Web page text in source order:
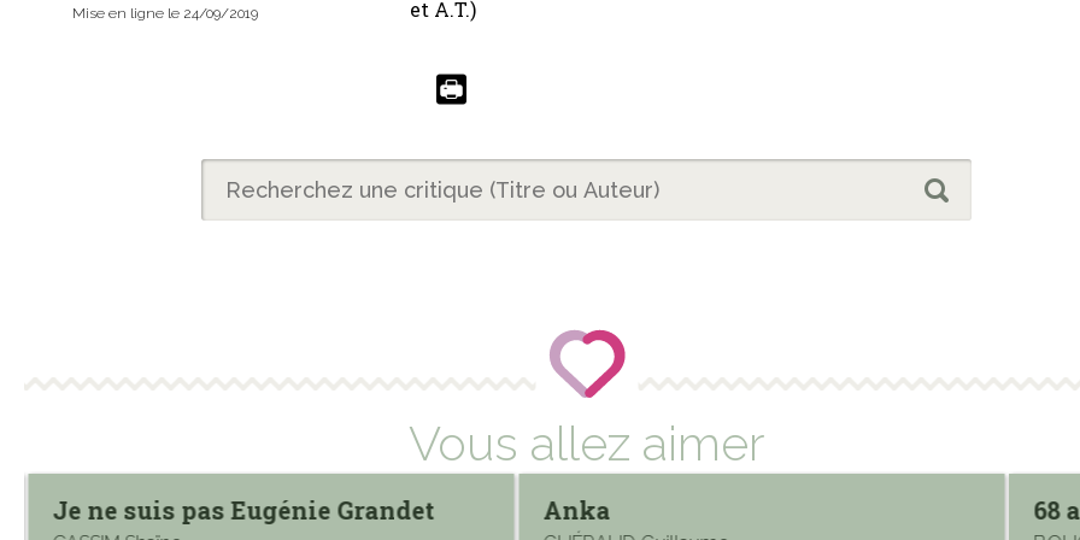
et A.T.)
Mise en ligne le 24/09/2019
Vous allez aimer
Je ne suis pas Eugénie Grandet Anka 68